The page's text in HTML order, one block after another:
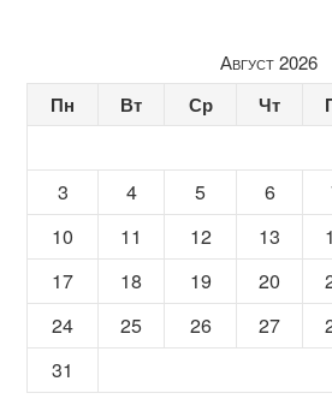
Август 2026
Пн Вт Ср Чт
3
4 5 6
10
11 12 13
17
18 19 20
24
25 26 27
31